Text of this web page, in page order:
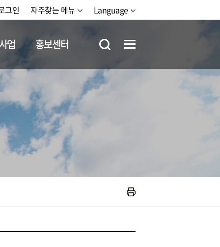
그인 자주찾는 메뉴 Language
업 홍보센터